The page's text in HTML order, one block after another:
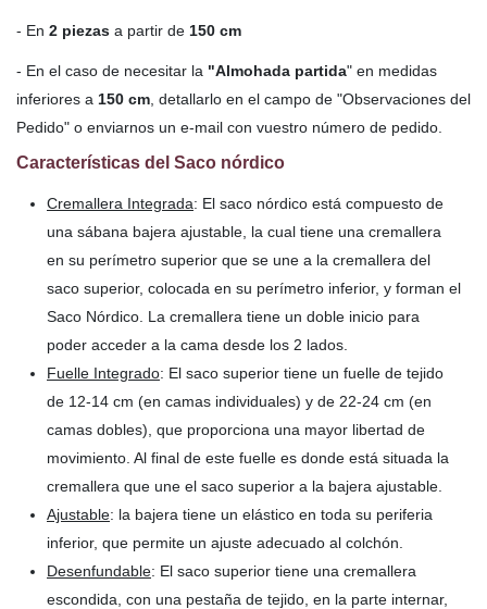
- En 2 piezas a partir de 150 cm
- En el caso de necesitar la "Almohada partida" en medidas
inferiores a 150 cm , detallarlo en el campo de "Observaciones del
Pedido" o enviarnos un e-mail con vuestro número de pedido.
Características del Saco nórdico
Cremallera Integrada: El saco nórdico está compuesto de
una sábana bajera ajustable, la cual tiene una cremallera
en su perímetro superior que se une a la cremallera del
saco superior, colocada en su perímetro inferior, y forman el
Saco Nórdico. La cremallera tiene un doble inicio para
poder acceder a la cama desde los 2 lados.
Fuelle Integrado: El saco superior tiene un fuelle de tejido
de 12-14 cm (en camas individuales) y de 22-24 cm (en
camas dobles), que proporciona una mayor libertad de
movimiento. Al final de este fuelle es donde está situada la
cremallera que une el saco superior a la bajera ajustable.
Ajustable: la bajera tiene un elástico en toda su periferia
inferior, que permite un ajuste adecuado al colchón.
Desenfundable: El saco superior tiene una cremallera
escondida, con una pestaña de tejido, en la parte internar,